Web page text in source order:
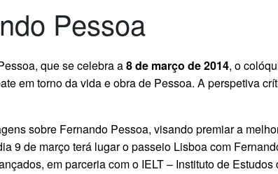
Pessoa
que se celebra a8 de março de 2014, o
em torno da vida e obra de Pessoa. A perspetiva
sobre Fernando Pessoa, visando premiar a
9 de março terá lugar o passeio Lisboa com
em parceria com o IELT – Instituto de